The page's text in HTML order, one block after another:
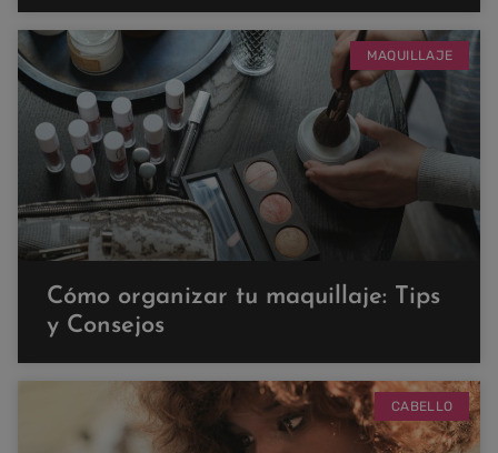
MAQUILLAJE
Cómo organizar tu maquillaje: Tips
y Consejos
CABELLO